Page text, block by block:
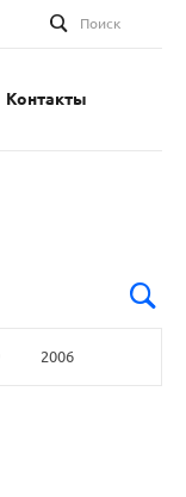
Поиск
Контакты
2006